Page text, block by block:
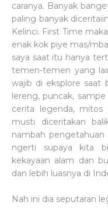
caranya. Banyak
paling banyak
Kelinci. First Time
enak kok piye mas/
saya saat itu hanya
temen-temen yang
wajib di eksplore saat
lereng, puncak,
cerita legenda, mitos
musti diceritakan
nambah
ngerti supaya kita
kekayaan alam dan
dan lebih luasnya di
Nah ini dia seputaran